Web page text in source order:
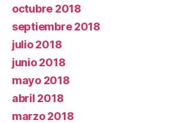
octubre 2018
septiembre 2018
julio 2018
junio 2018
mayo 2018
abril 2018
marzo 2018